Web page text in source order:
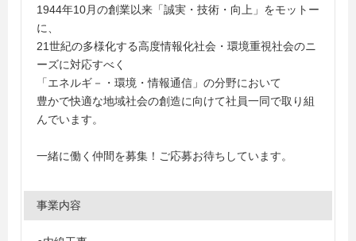
1944年10月の創業以来「誠実・技術・向上」をモットー
に、
21世紀の多様化する高度情報化社会・環境重視社会のニ
ーズに対応すべく
「エネルギ－・環境・情報通信」の分野において
豊かで快適な地域社会の創造に向けて社員一同で取り組
んでいます。
一緒に働く仲間を募集！ご応募お待ちしています。
事業内容